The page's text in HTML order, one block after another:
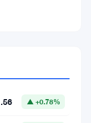
▲ +0.78%